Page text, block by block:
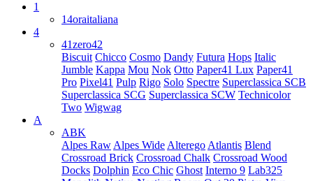
1
14oraitaliana
4
41zero42
Biscuit Chicco Cosmo Dandy Futura Hops Italic
Jumble Kappa Mou Nok Otto Paper41 Lux Paper41
Pro Pixel41 Pulp Rigo Solo Spectre Superclassica SCB
Superclassica SCG Superclassica SCW Technicolor
Two Wigwag
A
ABK
Alpes Raw Alpes Wide Alterego Atlantis Blend
Crossroad Brick Crossroad Chalk Crossroad Wood
Docks Dolphin Eco Chic Ghost Interno 9 Lab325